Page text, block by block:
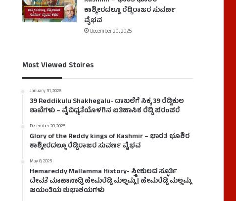
ಕಾಶ್ಮೀರದಲ್ಲೂ ರೆಡ್ಡಿರಾಜರ ಸುವರ್ಣ
ವೈಭವ
December 20, 2025
Most Viewed Stoires
January 31, 2026
39 Reddikulu Shakhegalu- ದಾಖಲೆಗೆ ಸಿಕ್ಕ 39 ರೆಡ್ಡಿಕುಲ
ಶಾಖೆಗಳು – ವೈವಿಧ್ಯತೆಯೊಳಗಿನ ಐತಿಹಾಸಿಕ ರೆಡ್ಡಿ ಪರಂಪರೆ
December 20, 2025
Glory of the Reddy kings of Kashmir – ಭಾರತ ಭೂಶಿರ
ಕಾಶ್ಮೀರದಲ್ಲೂ ರೆಡ್ಡಿರಾಜರ ಸುವರ್ಣ ವೈಭವ
May 8, 2025
Hemareddy Mallamma History- ಸ್ತ್ರೀಕುಲದ ಸ್ಫೂರ್ತಿ
ದೇವತೆ ಮಾಹಾಸಾಧ್ವಿ ಹೇಮರೆಡ್ಡಿ ಮಲ್ಲಮ್ಮ | ಹೇಮರೆಡ್ಡಿ ಮಲ್ಲಮ್ಮ
ಜಯಂತಿಯ ಶುಭಾಶಯಗಳು